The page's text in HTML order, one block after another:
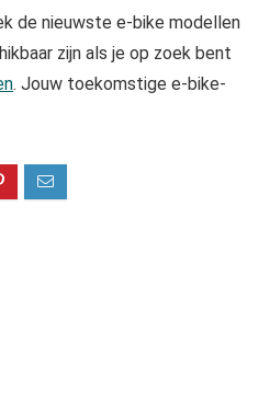
de nieuwste e-bike modellen
zijn als je op zoek bent
. Jouw toekomstige e-bike-